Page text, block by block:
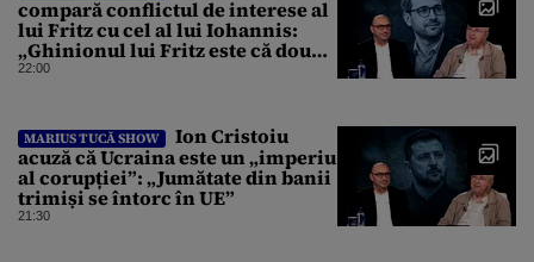
compară conflictul de interese al
lui Fritz cu cel al lui Iohannis:
„Ghinionul lui Fritz este că două
instanțe l-au declarat
22:00
MARIUS TUCĂ SHOW
Ion Cristoiu
acuză că Ucraina este un „imperiu
al corupției”: „Jumătate din banii
trimiși se întorc în UE”
21:30